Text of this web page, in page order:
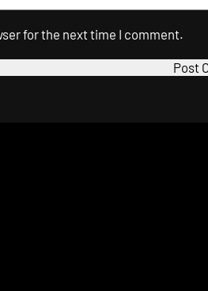
for the next time I comment.